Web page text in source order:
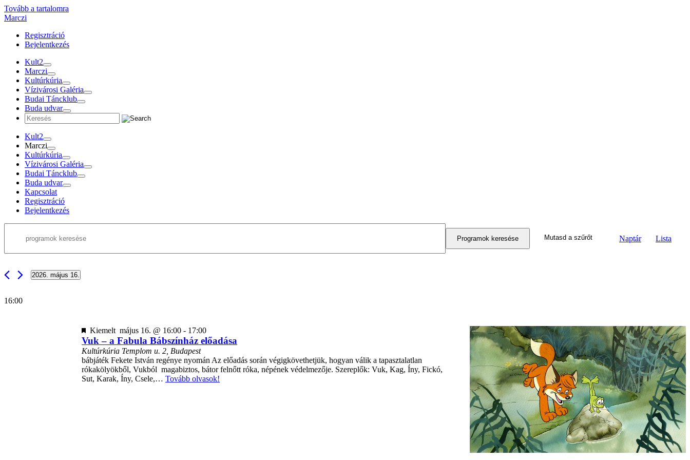
Tovább a tartalomra
Marczi
Regisztráció
Bejelentkezés
Kult2
Marczi
Kultúrkúria
Vízivárosi Galéria
Budai Táncklub
Buda udvar
Kult2
Marczi
Kultúrkúria
Vízivárosi Galéria
Budai Táncklub
Buda udvar
Kapcsolat
Regisztráció
Bejelentkezés
keresése
és
nézet
a
Keresse
meg
Programok-
Programok keresése Mutasd a szűrőt
nézet
Naptár Lista
2026. május 16.
16:00
Kiemelt május 16. @ 16:00 - 17:00
Vuk – a Fabula Bábszínház előadása
Kultúrkúria Templom u. 2, Budapest
bábjáték Fekete István regénye nyomán Az előadás során végigkövethetjük, hogyan válik a tapasztalatlan
rókakölyökből, Vukból magabiztos, bátor felnőtt róka, népének védelmezője. Szereplők: Vuk, Kag, Íny, Fickó,
Sut, Karak, Íny, Csele,…Tovább olvasok!